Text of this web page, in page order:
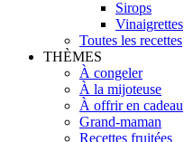
Sirops
Vinaigrettes
Toutes les recettes
THÈMES
À congeler
À la mijoteuse
À offrir en cadeau
Grand-maman
Recettes fruitées